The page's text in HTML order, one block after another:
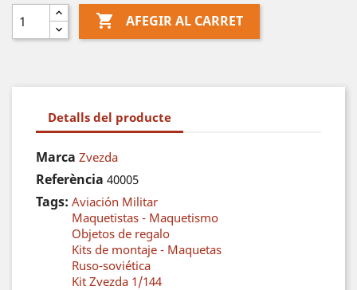
 AFEGIR AL CARRET
Detalls del producte
Marca Zvezda
Referència 40005
Tags: Aviación Militar
Maquetistas - Maquetismo
Objetos de regalo
Kits de montaje - Maquetas
Ruso-soviética
Kit Zvezda 1/144